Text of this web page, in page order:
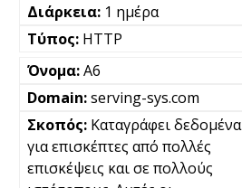
1 ημέρα
HTTP
A6
serving-sys.com
Καταγράφει δεδομένα
για επισκέπτες από πολλές
επισκέψεις και σε πολλούς